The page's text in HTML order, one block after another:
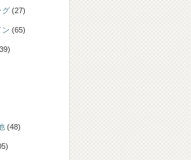
グ (27)
ン (65)
(48)